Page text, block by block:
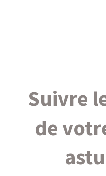
Suivre
de